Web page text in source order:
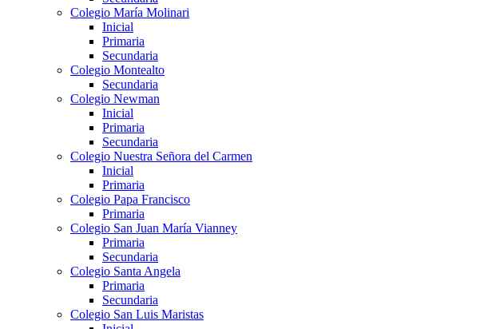
Colegio María Molinari
Inicial
Primaria
Secundaria
Colegio Montealto
Secundaria
Colegio Newman
Inicial
Primaria
Secundaria
Colegio Nuestra Señora del Carmen
Inicial
Primaria
Colegio Papa Francisco
Primaria
Colegio San Juan María Vianney
Primaria
Secundaria
Colegio Santa Angela
Primaria
Secundaria
Colegio San Luis Maristas